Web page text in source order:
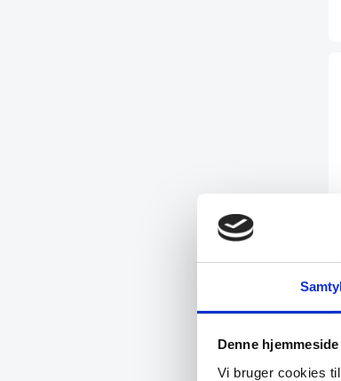
Denne
Vi bruger cookies